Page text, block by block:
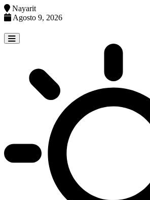
Nayarit
Agosto 9, 2026
to
content